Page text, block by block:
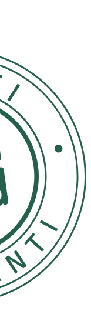
90E
95A
100E
95B
105B
105C
95D
95E
110AA
100A
110B
110C